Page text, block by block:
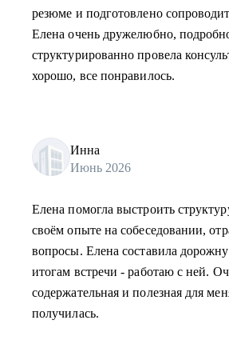
резюме и подготовлено
Елена очень дружелюбно,
структурированно провела
хорошо, все понравилось.
Инна
Июнь 2026
Елена помогла выстроить
своём опыте на собеседовании,
вопросы. Елена составила
итогам встречи - работаю с ней.
содержательная и полезная для
получилась.